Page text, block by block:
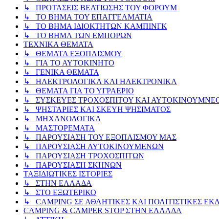
↳ ΠΡΟΤΑΣΕΙΣ ΒΕΛΤΙΩΣΗΣ ΤΟΥ ΦΟΡΟΥΜ
↳ ΤΟ ΒΗΜΑ ΤΟΥ ΕΠΑΓΓΕΛΜΑΤΙΑ
↳ ΤΟ ΒΗΜΑ ΙΔΙΟΚΤΗΤΩΝ ΚΑΜΠΙΝΓΚ
↳ ΤΟ ΒΗΜΑ ΤΩΝ ΕΜΠΟΡΩΝ
ΤΕΧΝΙΚΑ ΘΕΜΑΤΑ
↳ ΘΕΜΑΤΑ ΕΞΟΠΛΙΣΜΟΥ
↳ ΓΙΑ ΤΟ ΑΥΤΟΚΙΝΗΤΟ
↳ ΓΕΝΙΚΑ ΘΕΜΑΤΑ
↳ ΗΛΕΚΤΡΟΛΟΓΙΚΑ ΚΑΙ ΗΛΕΚΤΡΟΝΙΚΑ
↳ ΘΕΜΑΤΑ ΓΙΑ ΤΟ ΥΓΡΑΕΡΙΟ
↳ ΣΥΣΚΕΥΕΣ ΤΡΟΧΟΣΠΙΤΟΥ ΚΑΙ
↳ ΨΗΣΤΑΡΙΕΣ ΚΑΙ ΣΚΕΥΗ ΨΗΣΙΜΑΤΟΣ
↳ ΜΗΧΑΝΟΛΟΓΙΚΑ
↳ ΜΑΣΤΟΡΕΜΑΤΑ
↳ ΠΑΡΟΥΣΙΑΣΗ ΤΟΥ ΕΞΟΠΛΙΣΜΟΥ ΜΑΣ
↳ ΠΑΡΟΥΣΙΑΣΗ ΑΥΤΟΚΙΝΟΥΜΕΝΩΝ
↳ ΠΑΡΟΥΣΙΑΣΗ ΤΡΟΧΟΣΠΙΤΩΝ
↳ ΠΑΡΟΥΣΙΑΣΗ ΣΚΗΝΩΝ
ΤΑΞΙΔΙΩΤΙΚΕΣ ΙΣΤΟΡΙΕΣ
↳ ΣΤΗΝ ΕΛΛΑΔΑ
↳ ΣΤΟ ΕΞΩΤΕΡΙΚΟ
↳ CAMPING ΣΕ ΑΘΛΗΤΙΚΕΣ ΚΑΙ ΠΟΛΙΤΙΣΤΙΚΕΣ
CAMPING & CAMPER STOP ΣΤΗN ΕΛΛΑΔΑ